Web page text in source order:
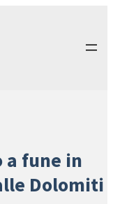
a fune in
Dolomiti